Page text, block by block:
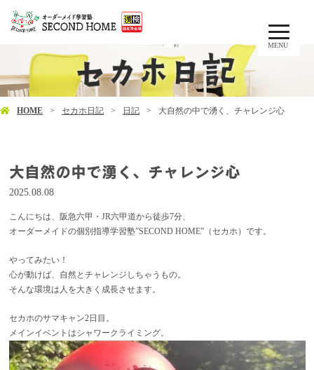
MENU
HOME セカホ日記 日記 大自然の中で湧く、チャレンジ心
大自然の中で湧く、チャレンジ心
2025.08.08
こんにちは、阪急六甲・JR六甲道から徒歩7分、
オーダーメイドの個別指導学習塾”SECOND HOME”（セカホ）です。
やってみたい！
心が動けば、自然とチャレンジしちゃうもの。
そんな環境は人を大きく成長させます。
セカホのサマキャン2日目。
メインイベントはシャワークライミング。